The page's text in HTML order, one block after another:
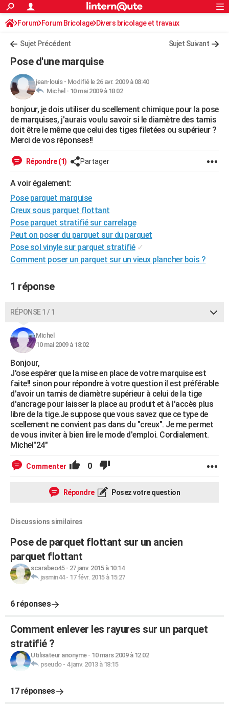
ACTUALITÉS
Politique
Société
Faits Divers
Education
Monde
Villes
+
FINANCE
Retraite
Impôts
Epargne
Immobilier
Risques naturels par ville
Banque
Assurance
Crédit
AUTO
Essais
Réserver un essai
Citadines
Berlines
SUV
Forum auto
+HIGH-TECH
Mobiles
Meilleur smartphone
Internet
Ordinateurs
Jeux vidéo
Guide high-tech
+BRICOLAGE
Forum
Aménagement intérieur
Extérieur
Cuisine
Salle de bains
Jardinage
Rangement
WEEK-END
LIFESTYLE
Art de vivre
Bien-être
Loisirs
Mode
Modes de vie
SANTE
Alimentation
Guide de la santé
Maladies
Médicaments
Sommeil
VOYAGE
Destinations
City break
Voyage nature
Voyage de noces
Forum
Climat
+PHOTO
GUIDES D'ACHAT
BONS PLANS
Dictionnaire
Biographies
Citations
Expressions
Proverbes
PROGRAMME TV
COPAINS D'AVANT
S'inscrire
Se connecter
Lycées
Collèges
Primaires
Universités
Entreprises
Service militaire
Avis de recherche
AVIS DE DÉCÈS
FORUM
Bricolage
Lifestyle
Culture
Sport
Auto
Television
Voyage
Cinema
Rechercher
S'inscrire
Connexion
Forum Forum Bricolage Divers bricolage et travaux
Sujet Précédent Sujet Suivant
Pose d'une marquise
jean-louis- Modifié le 26 avr. 2009 à 08:40
Michel - 10 mai 2009 à 18:02
bonjour, je dois utiliser du scellement chimique pour la pose
de marquises, j'aurais voulu savoir si le diamètre des tamis
doit être le même que celui des tiges filetées ou supérieur ?
Merci de vos réponses!!
Répondre (1) Partager
A voir également:
Pose parquet marquise
Creux sous parquet flottant
Pose parquet stratifié sur carrelage
Peut on poser du parquet sur du parquet
Pose sol vinyle sur parquet stratifié ✓
Comment poser un parquet sur un vieux plancher bois ?
1 réponse
RÉPONSE 1 / 1
Michel
10 mai 2009 à 18:02
Bonjour,
J'ose espérer que la mise en place de votre marquise est
faite!! sinon pour répondre à votre question il est préférable
d'avoir un tamis de diamètre supérieur à celui de la tige
d'ancrage pour laisser la place au produit et à l'accès plus
libre de la tige.Je suppose que vous savez que ce type de
scellement ne convient pas dans du "creux". Je me permet
de vous inviter à bien lire le mode d'emploi. Cordialement.
Michel"24"
Commenter 0
Répondre Posez votre question
Discussions similaires
Pose de parquet flottant sur un ancien
parquet flottant
scarabeo45- 27 janv. 2015 à 10:14
jasmin44- 17 févr. 2015 à 15:27
6 réponses
Comment enlever les rayures sur un parquet
stratifié ?
Utilisateur anonyme- 10 mars 2009 à 12:02
pseudo- 4 janv. 2013 à 18:15
17 réponses